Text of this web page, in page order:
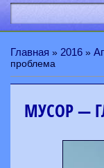
Главная » 2016 »
проблема
МУСОР —